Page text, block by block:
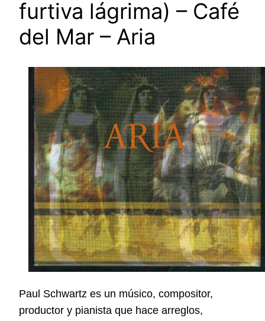
furtiva lágrima) – Café
del Mar – Aria
Paul Schwartz es un músico, compositor,
productor y pianista que hace arreglos,